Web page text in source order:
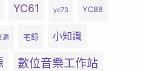
YC61 yc73 YC88
源 宅錄 小知識
數位音樂工作站